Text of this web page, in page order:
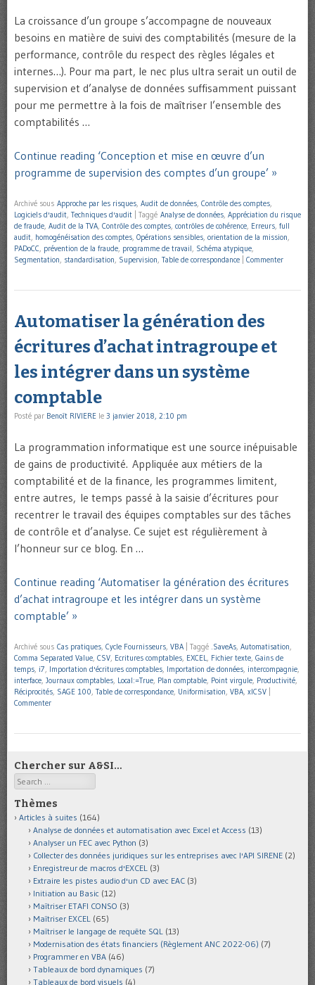
La croissance d’un groupe s’accompagne de nouveaux
besoins en matière de suivi des comptabilités (mesure de la
performance, contrôle du respect des règles légales et
internes…). Pour ma part, le nec plus ultra serait un outil de
supervision et d’analyse de données suffisamment puissant
pour me permettre à la fois de maîtriser l’ensemble des
comptabilités …
Continue reading ‘Conception et mise en œuvre d’un
programme de supervision des comptes d’un groupe’ »
Archivé sous Approche par les risques, Audit de données, Contrôle des comptes,
Logiciels d'audit, Techniques d'audit Taggé Analyse de données, Appréciation du risque
de fraude, Audit de la TVA, Contrôle des comptes, contrôles de cohérence, Erreurs, full
audit, homogénéisation des comptes, Opérations sensibles, orientation de la mission,
PADoCC, prévention de la fraude, programme de travail, Schéma atypique,
Segmentation, standardisation, Supervision, Table de correspondance Commenter
Automatiser la génération des
écritures d’achat intragroupe et
les intégrer dans un système
comptable
Posté par Benoît RIVIERE le 3 janvier 2018, 2:10 pm
La programmation informatique est une source inépuisable
de gains de productivité. Appliquée aux métiers de la
comptabilité et de la finance, les programmes limitent,
entre autres, le temps passé à la saisie d’écritures pour
recentrer le travail des équipes comptables sur des tâches
de contrôle et d’analyse. Ce sujet est régulièrement à
l’honneur sur ce blog. En …
Continue reading ‘Automatiser la génération des écritures
d’achat intragroupe et les intégrer dans un système
comptable’ »
Archivé sous Cas pratiques Cycle Fournisseurs VBA Taggé .SaveAs Automatisation
Comma Separated Value CSV Ecritures comptables EXCEL Fichier texte Gains de
temps i7 Importation d'écritures comptables Importation de données intercompagnie
interface Journaux comptables Local:=True Plan comptable Point virgule Productivité
Réciprocités SAGE 100 Table de correspondance Uniformisation VBA xlCSV
Commenter
Chercher sur A&SI…
Search
Thèmes
Articles à suites (164)
Analyse de données et automatisation avec Excel et Access (13)
Analyser un FEC avec Python (3)
Collecter des données juridiques sur les entreprises avec l'API SIRENE (2)
Enregistreur de macros d'EXCEL (3)
Extraire les pistes audio d'un CD avec EAC (3)
Initiation au Basic (12)
Maîtriser ETAFI CONSO (3)
Maîtriser EXCEL (65)
Maîtriser le langage de requête SQL (13)
Modernisation des états financiers (Règlement ANC 2022-06) (7)
Programmer en VBA (46)
Tableaux de bord dynamiques (7)
Tableaux de bord visuels (4)